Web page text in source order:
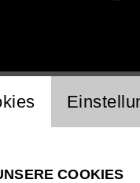
COOKIES